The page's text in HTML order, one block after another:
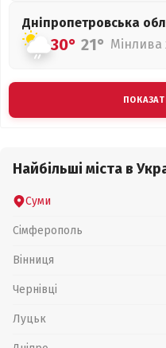
Дніпропетровська
30° 21° Мінлива
Найбільші міста в
Суми
Сімферополь
Вінниця
Чернівці
Луцьк